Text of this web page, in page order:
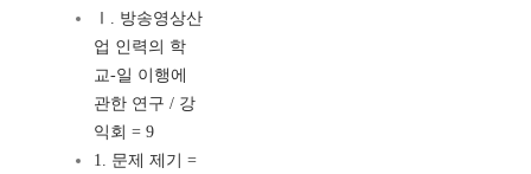
Ⅰ. 방송영상산
업 인력의 학
교-일 이행에
관한 연구 / 강
익회 = 9
1. 문제 제기 =